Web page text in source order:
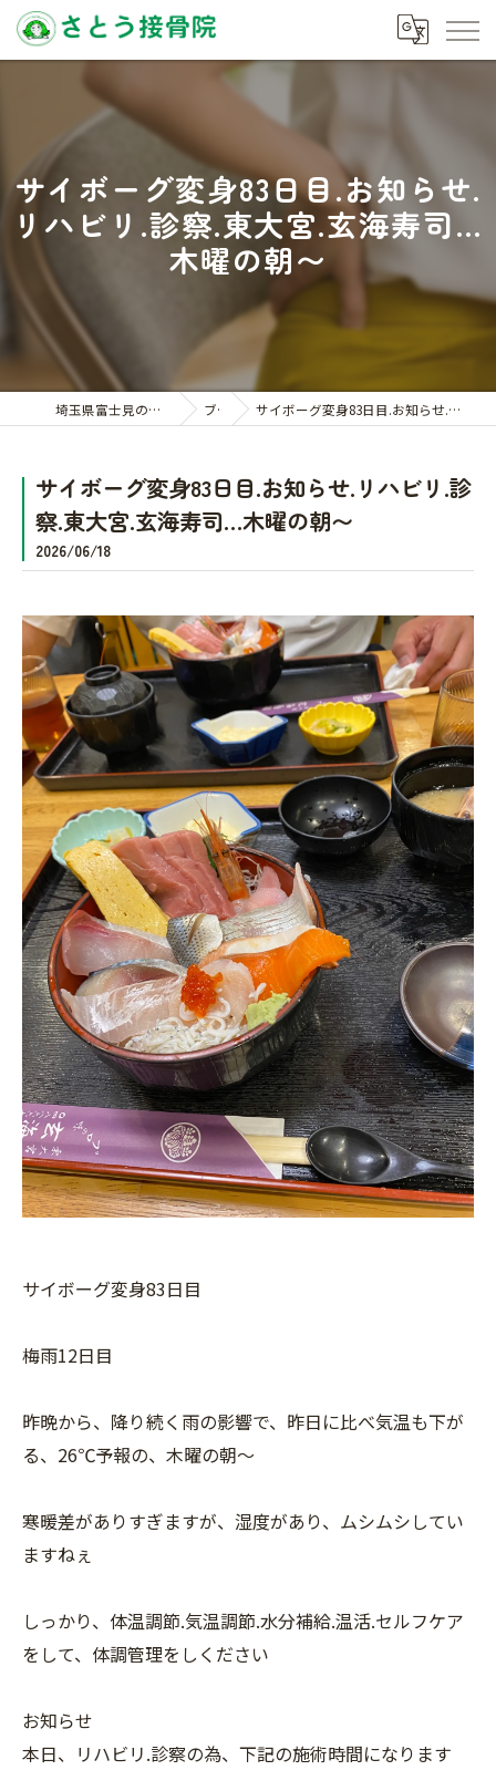
サイボーグ変身83日目.お知らせ.
リハビリ.診察.東大宮.玄海寿司…
木曜の朝〜
埼玉県富士見の接骨院ならさとう接骨院 ブログ サイボーグ変身83日目.お知らせ.リハビリ.診察.東大宮.玄海寿司…木曜の朝〜
サイボーグ変身83日目.お知らせ.リハビリ.診
察.東大宮.玄海寿司…木曜の朝〜
2026/06/18
サイボーグ変身83日目
梅雨12日目
昨晩から、降り続く雨の影響で、昨日に比べ気温も下が
る、26℃予報の、木曜の朝〜
寒暖差がありすぎますが、湿度があり、ムシムシしてい
ますねぇ
しっかり、体温調節.気温調節.水分補給.温活.セルフケア
をして、体調管理をしください
お知らせ
本日、リハビリ.診察の為、下記の施術時間になります